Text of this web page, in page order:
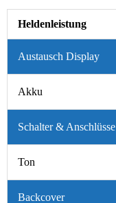
Heldenleistung
Austausch Display
Akku
Schalter & Anschlüsse
Ton
Backcover